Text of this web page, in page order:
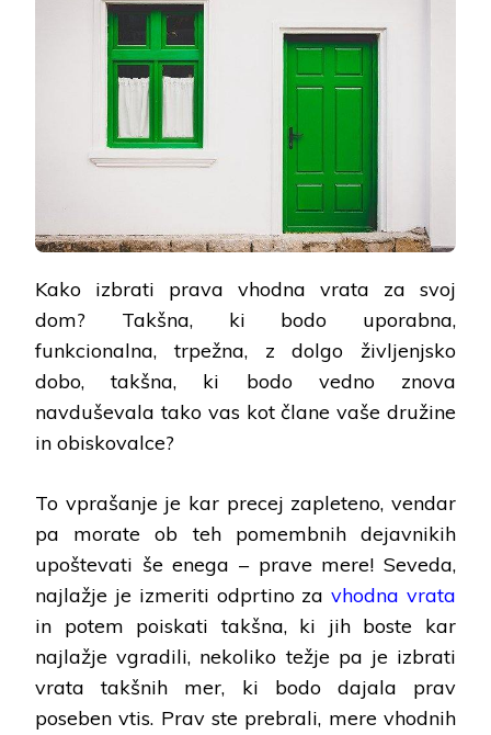
Kako izbrati prava vhodna vrata za svoj
dom? Takšna, ki bodo uporabna,
funkcionalna, trpežna, z dolgo življenjsko
dobo, takšna, ki bodo vedno znova
navduševala tako vas kot člane vaše družine
in obiskovalce?
To vprašanje je kar precej zapleteno, vendar
pa morate ob teh pomembnih dejavnikih
upoštevati še enega – prave mere! Seveda,
najlažje je izmeriti odprtino zavhodna vrata
in potem poiskati takšna, ki jih boste kar
najlažje vgradili, nekoliko težje pa je izbrati
vrata takšnih mer, ki bodo dajala prav
poseben vtis. Prav ste prebrali, mere vhodnih